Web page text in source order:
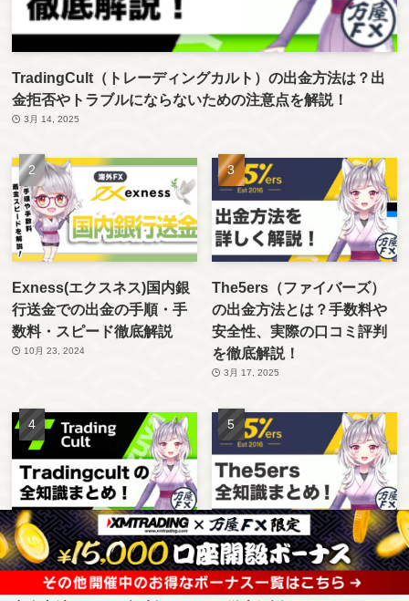
TradingCult（トレーディングカルト）の出金方法は？出
金拒否やトラブルにならないための注意点を解説！
3月 14, 2025
Exness(エクスネス)国内銀
行送金での出金の手順・手
数料・スピード徹底解説
10月 23, 2024
The5ers（ファイバーズ）
の出金方法とは？手数料や
安全性、実際の口コミ評判
を徹底解説！
3月 17, 2025
TradingCult（トレーディン
グカルト）の評判は？メリ
ット・デメリットや入金・
The5ers（ファイバーズ）
の口コミ評判を調査！安全
性やメリット・デメリット